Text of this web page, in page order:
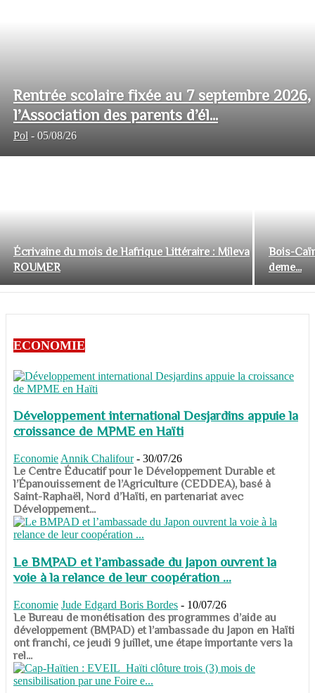
Rentrée scolaire fixée au 7 septembre 2026,
l’Association des parents d’él...
Pol - 05/08/26
Écrivaine du mois de Hafrique Littéraire : Mileva
ROUMER
Bois-
deme...
ECONOMIE
Développement international Desjardins appuie la
croissance de MPME en Haïti
Economie Annik Chalifour - 30/07/26
​​​​​​​Le Centre Éducatif pour le Développement Durable et
l’Épanouissement de l’Agriculture (CEDDEA), basé à
Saint-Raphaël, Nord d’Haïti, en partenariat avec
Développement...
Le BMPAD et l’ambassade du Japon ouvrent la
voie à la relance de leur coopération ...
Economie Jude Edgard Boris Bordes - 10/07/26
​​​​​​​Le Bureau de monétisation des programmes d’aide au
développement (BMPAD) et l’ambassade du Japon en Haïti
ont franchi, ce jeudi 9 juillet, une étape importante vers la
rel...